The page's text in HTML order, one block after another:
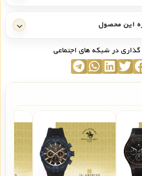
این محصول
در شبکه های اجتماعی